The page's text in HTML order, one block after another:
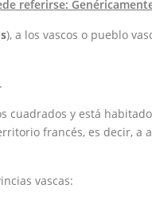
referirse:
), a los vascos o pueblo
cuadrados y está
francés, es decir, a
vascas: